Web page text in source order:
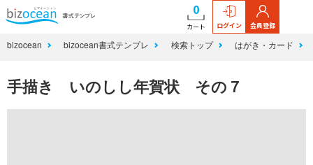
0
カート ログイン 会員登録
bizocean bizocean書式テンプレ 検索トップ はがき・カード
手描き いのしし年賀状 その７